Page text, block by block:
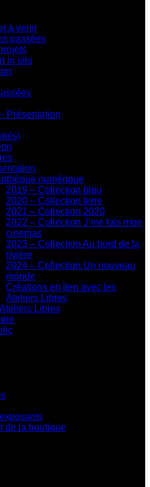
à venir
passées
in situ
Présentation
numérique
2019 – Collection bleu
2020 – Collection terre
2021 – Collection 2020
2022 – Collection J’me fais mon
cinemas
2023 – Collection Au bord de la
rivière
2024 – Collection Un nouveau
monde
Créations en lien avec les
Ateliers Libres
Libres
de la boutique